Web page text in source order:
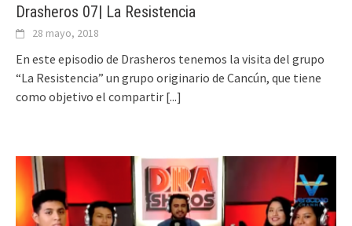
Drasheros 07| La Resistencia
28 mayo, 2018
En este episodio de Drasheros tenemos la visita del grupo
“La Resistencia” un grupo originario de Cancún, que tiene
como objetivo el compartir [...]